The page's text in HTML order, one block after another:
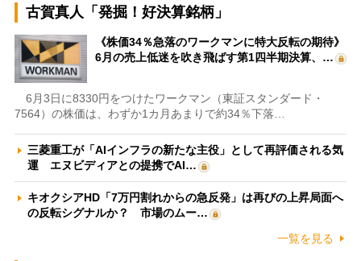
古賀真人「発掘！好決算銘柄」
《株価34％急落のワークマンに特大反転の期待》
6月の売上低迷を吹き飛ばす第1四半期決算、…
6月3日に8330円をつけたワークマン（東証スタンダード・
7564）の株価は、わずか1カ月あまりで約34％下落…
三菱重工が「AIインフラの新たな主役」として再評価される気
運 エヌビディアとの提携でAI…
キオクシアHD「7万円割れからの急反発」は再びの上昇局面へ
の反転シグナルか？ 市場のムー…
一覧を見る